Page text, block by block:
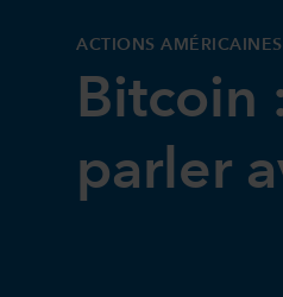
ACTIONS AMÉRICAINES
Bitcoin
parler